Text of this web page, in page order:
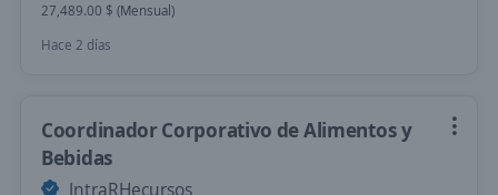
27,489.00 $ (Mensual)
Hace 2 días
Coordinador Corporativo de Alimentos y
Bebidas
IntraRHecursos